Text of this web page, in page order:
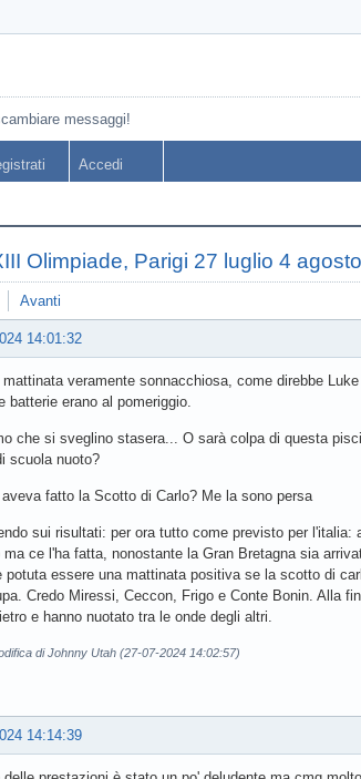
messaggi!
Accedi
Olimpiade, Parigi 27 luglio 4
Avanti
14:01:32
veramente sonnacchiosa, come direbbe
batterie erano al pomeriggio.
che si sveglino stasera... O sarà colpa di questa
scuola nuoto?
fatto la Scotto di Carlo? Me la sono persa
sui risultati: per ora tutto come previsto per
ce l'ha fatta, nonostante la Gran Bretagna sia
potuta essere una mattinata positiva se la scotto di
Credo Miressi, Ceccon, Frigo e Conte Bonin. Alla
e hanno nuotato tra le onde degli altri.
di Johnny Utah (27-07-2024 14:02:57)
14:14:39